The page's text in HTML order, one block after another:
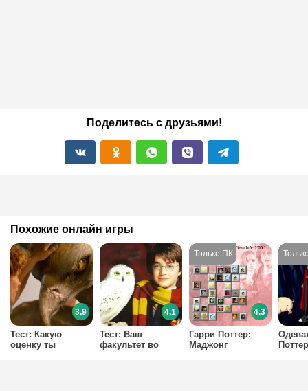
Поделитесь с друзьями!
Похожие онлайн игры
Гарри Поттер:
Маджонг
4.3
Тест: Какую
оценку ты
3.9
Тест: Ваш
факультет во
4.1